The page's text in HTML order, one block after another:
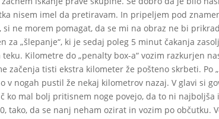
nisem imel da pretiravam. In pripeljem pod
si ne morem pomagat, da se mi na obraz ne bi
za „šlepanje“, ki je sedaj poleg 5 minut čakanja
Kilometre do „penalty box-a“ vozim razkurjen
začenja tisti ekstra kilometer že pošteno skrbeti. Po
v nogah pustil že nekaj kilometrov nazaj. V glavi si
ko mal bolj pritisnem noge povejo, da to ni
tako, da se nanj neham ozirat in vozim po občutku.